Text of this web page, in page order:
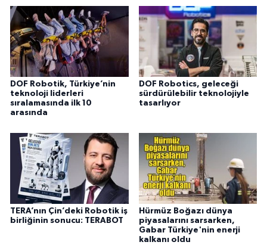
DOF Robotik, Türkiye’nin
teknoloji liderleri
sıralamasında ilk 10
arasında
DOF Robotics, geleceği
sürdürülebilir teknolojiyle
tasarlıyor
TERA’nın Çin’deki Robotik iş
birliğinin sonucu: TERABOT
Hürmüz Boğazı dünya
piyasalarını sarsarken,
Gabar Türkiye'nin enerji
kalkanı oldu